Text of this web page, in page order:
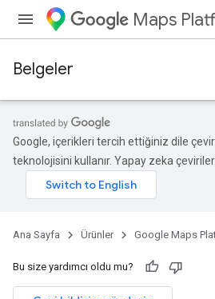
Maps
Belgeler
Google, içerikleri tercih ettiğiniz dile
teknolojisini kullanır. Yapay zeka
Ana Sayfa Ürünler Google Maps
Bu size yardımcı oldu mu?